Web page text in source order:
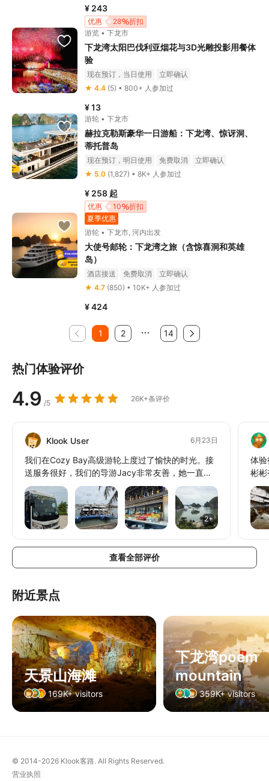
¥ 243
28 折扣
优惠
游览 • 下龙市
下龙湾太阳巴伐利亚烟花与3D光雕投影用餐体
验
现在预订，当日使用
立即确认
★ 4.4 (5) • 800+ 人参加过
¥ 13
游轮 • 下龙市
赫拉克勒斯豪华一日游船：下龙湾、惊讶洞、
蒂托普岛
现在预订，明日使用 免费取消
立即确认
★ 5.0 (1,827) • 8K+ 人参加过
¥ 258 起
10 折扣
优惠
夏季优惠
游轮 • 下龙市, 河内出发
大使号邮轮：下龙湾之旅（含惊喜洞和英雄
岛）
酒店接送 免费取消
立即确认
★ 4.7 (850) • 10K+ 人参加过
¥ 424
1 2 14
热门体验评价
4.9 /5 26K+条评价
Klook User 6月23日
我们在Cozy Bay高级游轮上度过了愉快的时光。接
送服务很好，我们的导游Jacy非常友善，她一直都
在帮助我们。行程安排得很好，涵盖了大部分景点，
日落派对对我们来说棒极了！总的来说，我们玩得很
开心。
2+
体
彬
查看全部评价
附近景点
天景山海滩
169K+ visitors
下龙湾poem
mountain
359K+ visitors
© 2014-2026 Klook客路. All Rights Reserved.
营业执照